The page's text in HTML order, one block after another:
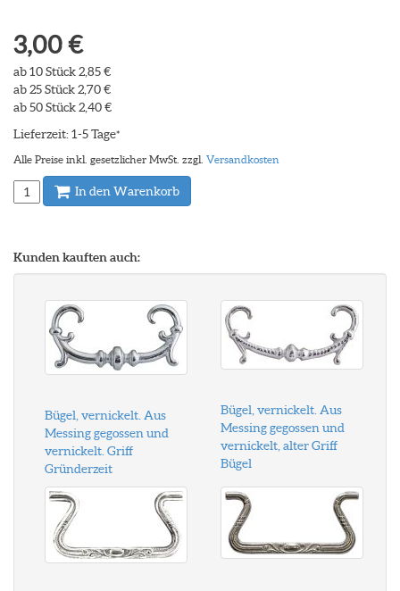
3,00 €
ab 10 Stück 2,85 €
ab 25 Stück 2,70 €
ab 50 Stück 2,40 €
Lieferzeit: 1-5 Tage*
Alle Preise inkl. gesetzlicher MwSt. zzgl. Versandkosten
In den Warenkorb
Kunden kauften auch:
Bügel, vernickelt. Aus
Messing gegossen und
vernickelt. Griff
Gründerzeit
Bügel, vernickelt. Aus
Messing gegossen und
vernickelt, alter Griff
Bügel